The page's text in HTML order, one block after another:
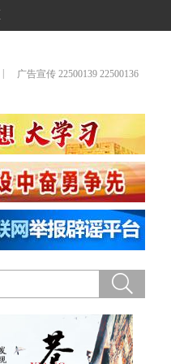
广告宣传 22500139 22500136